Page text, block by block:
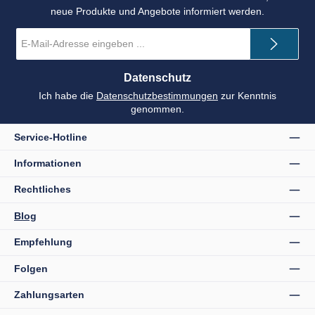
neue Produkte und Angebote informiert werden.
Mail-
*
Datenschutz
Ich habe die Datenschutzbestimmungen zur Kenntnis
genommen.
Service-Hotline
Informationen
Rechtliches
Blog
Empfehlung
Folgen
Zahlungsarten